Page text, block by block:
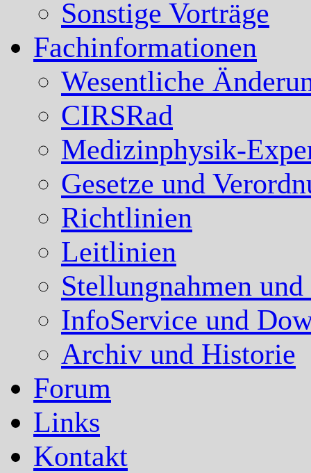
Sonstige Vorträge
Fachinformationen
Wesentliche
CIRSRad
Medizinphysik-
Gesetze und
Richtlinien
Leitlinien
Stellungnahmen
InfoService und
Archiv und Historie
Forum
Links
Kontakt